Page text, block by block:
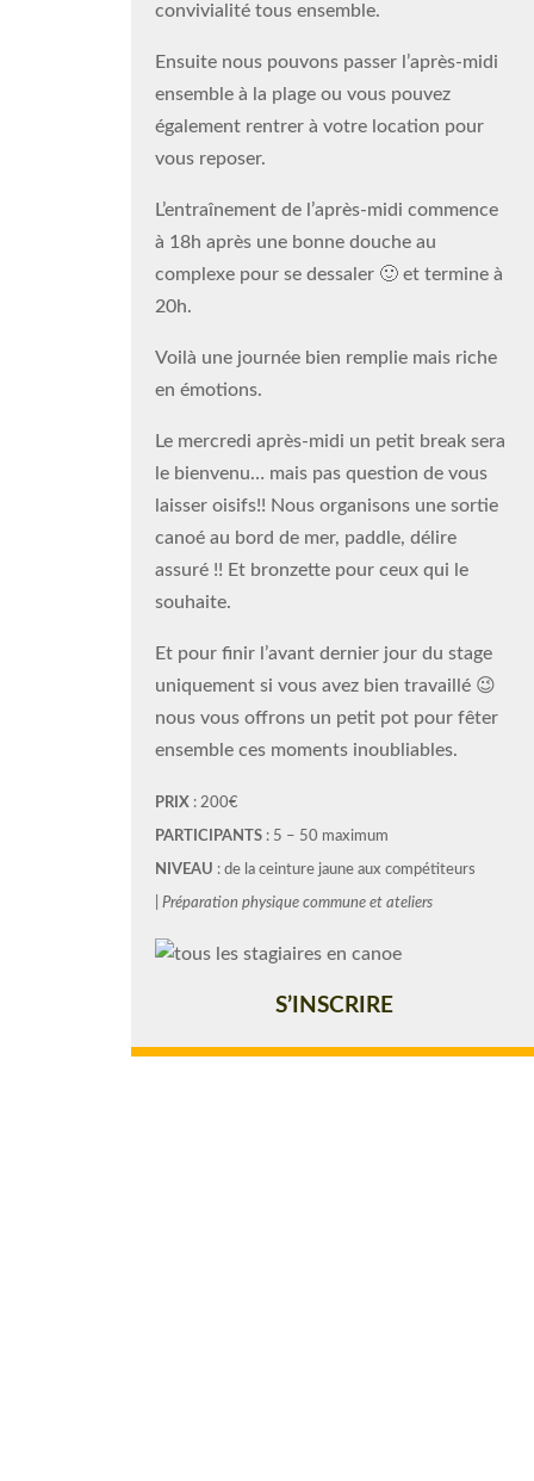
convivialité tous ensemble.
Ensuite nous pouvons passer l’après-midi
ensemble à la plage ou vous pouvez
également rentrer à votre location pour
vous reposer.
L’entraînement de l’après-midi commence
à 18h après une bonne douche au
complexe pour se dessaler 🙂 et termine à
20h.
Voilà une journée bien remplie mais riche
en émotions.
Le mercredi après-midi un petit break sera
le bienvenu… mais pas question de vous
laisser oisifs!! Nous organisons une sortie
canoé au bord de mer, paddle, délire
assuré !! Et bronzette pour ceux qui le
souhaite.
Et pour finir l’avant dernier jour du stage
uniquement si vous avez bien travaillé 😉
nous vous offrons un petit pot pour fêter
ensemble ces moments inoubliables.
PRIX : 200€
PARTICIPANTS: 5 – 50 maximum
NIVEAU : de la ceinture jaune aux compétiteurs
Préparation physique commune et ateliers
S’INSCRIRE